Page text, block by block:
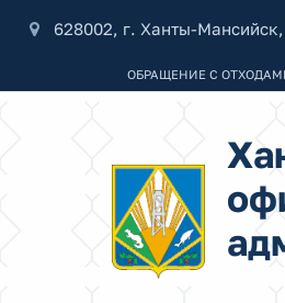
628002, г. Ханты-Мансийск,
ОБРАЩЕНИЕ С